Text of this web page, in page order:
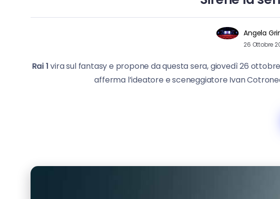
Angela
26 Ottobre
Rai 1vira sul fantasy e propone da questa sera, giovedì 26
afferma l’ideatore e sceneggiatore Ivan